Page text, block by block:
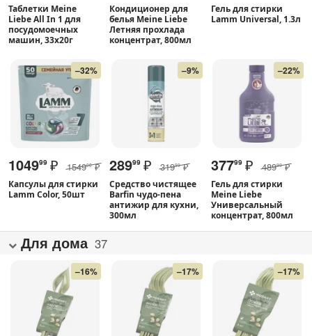
Таблетки Meine
Liebe All In 1 для
посудомоечных
машин, 33х20г
Кондиционер для
белья Meine Liebe
Летняя прохлада
концентрат, 800мл
Гель для стирки
Lamm Universal, 1.3л
–32%
104999 ₽ 154900 ₽
Капсулы для стирки
Lamm Color, 50шт
–9%
28999 ₽ 31999 ₽
Средство чистящее
Barfin чудо-пена
антижир для кухни,
300мл
–22%
37799 ₽ 48999 ₽
Гель для стирки
Meine Liebe
Универсальный
концентрат, 800мл
Для дома 37
–16% –17% –17%